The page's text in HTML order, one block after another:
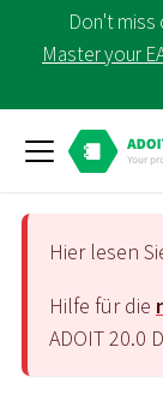
Don't miss
Master your
Hier lesen
Hilfe für die
ADOIT20.0